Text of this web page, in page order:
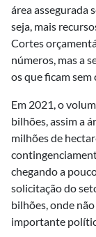
área assegurada
seja, mais
Cortes
números, mas a
os que ficam
Em 2021, o
bilhões, assim a
milhões de
chegando a
solicitação do
bilhões, onde
importante